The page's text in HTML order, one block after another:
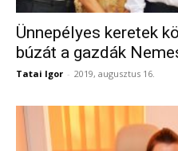
Ünnepélyes keretek
búzát a gazdák
Tatai Igor - 2019, augusztus 16.